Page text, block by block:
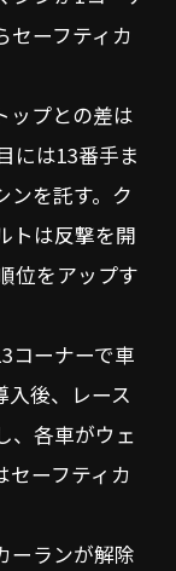
セーフティカ
ップとの差は
には13番手ま
ンを託す。ク
トは反撃を開
位をアップす
コーナーで車
入後、レース
、各車がウェ
セーフティカ
ーランが解除